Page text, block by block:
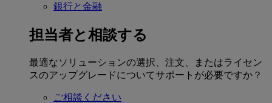
銀行と金融
担当者と相談する
最適なソリューションの選択、注文、またはライセン
スのアップグレードについてサポートが必要ですか？
ご相談ください